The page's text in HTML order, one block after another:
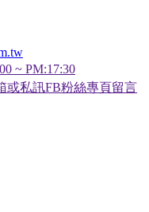
~ PM:17:30
或私訊FB粉絲專頁留言